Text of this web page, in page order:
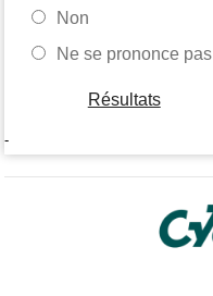
Non
Ne se prononce pas
Résultats
-